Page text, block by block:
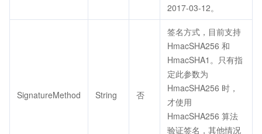
2017-03-12。
SignatureMethod String 否
签名方式，目前支持
HmacSHA256 和
HmacSHA1。只有指
定此参数为
HmacSHA256 时，
才使用
HmacSHA256 算法
验证签名，其他情况